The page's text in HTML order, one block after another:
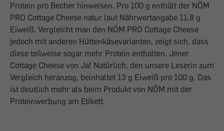
Protein pro Becher hinweisen. Pro 100 g enthält der NÖM
PRO Cottage Cheese natur laut Nährwertangabe 11,8 g
Eiweiß. Vergleicht man den NÖM PRO Cottage Cheese
jedoch mit anderen Hüttenkäsevarianten, zeigt sich, dass
diese teilweise sogar mehr Protein enthalten. Jener
Cottage Cheese von Ja! Natürlich, den unsere Leserin zum
Vergleich heranzog, beinhaltet 13 g Eiweiß pro 100 g. Das
ist deutlich mehr als beim Produkt von NÖM mit der
Proteinwerbung am Etikett.